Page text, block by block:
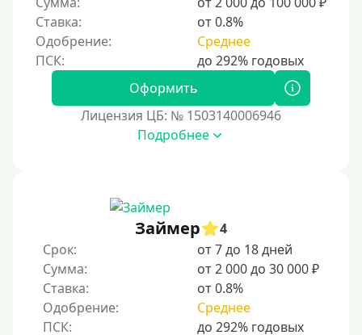
восстановить доверие кредиторов.
Для погашения других кредитов
До зарплаты
Для бизнеса
По военному билету
По водительскому удостоверению
По СНИЛСу
Ставка:
от 0.8%
Одобрение:
Среднее
Оформить
Лицензия ЦБ: № 1503140006946
Подробнее
Займер
4
Срок:
от 7 до 18 дней
Сумма:
от 2 000 до 30 000 ₽
Ставка:
от 0.8%
Одобрение:
Среднее